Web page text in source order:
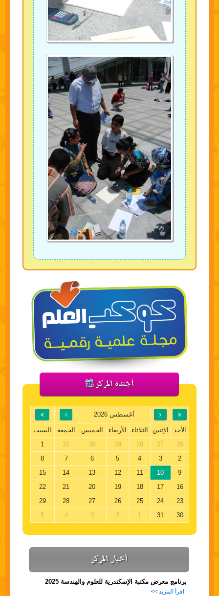
أجندة المركز
أغسطس 2026
الأحد الإثنين الثلاثاء الأربعاء الخميس الجمعة
السبت
26
27
28
29
30
31
1
2
3
4
5
6
7
8
9
10
11
12
13
14
15
16
17
18
19
20
21
22
23
24
25
26
27
28
29
30
31
1
2
3
4
5
أخبار المركز
برنامج معرض مكتبة الإسكندرية للعلوم والهندسة 2025
اقرأ المزيد >>